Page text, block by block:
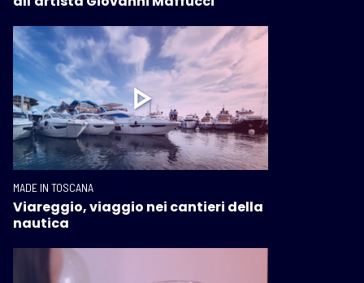
MADE IN TOSCANA
Viareggio, viaggio nei cantieri della
nautica